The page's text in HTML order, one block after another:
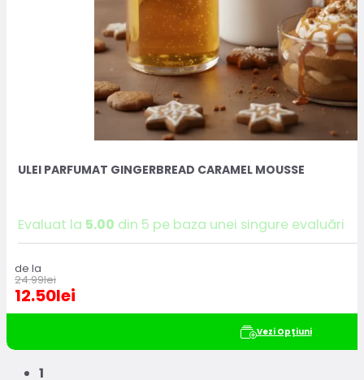
ULEI PARFUMAT GINGERBREAD CARAMEL MOUSSE
Evaluat la 5.00 din 5 pe baza unei singure evaluări
de la
24.99lei
12.50lei
Vezi Opțiuni
1